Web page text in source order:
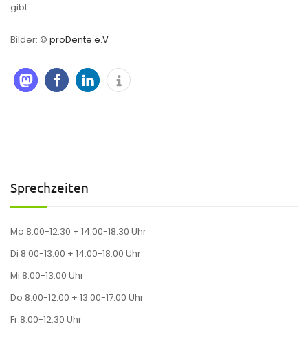
gibt.
Bilder: © proDente e.V
Sprechzeiten
Mo 8.00-12.30 + 14.00-18.30 Uhr
Di 8.00-13.00 + 14.00-18.00 Uhr
Mi 8.00-13.00 Uhr
Do 8.00-12.00 + 13.00-17.00 Uhr
Fr 8.00-12.30 Uhr